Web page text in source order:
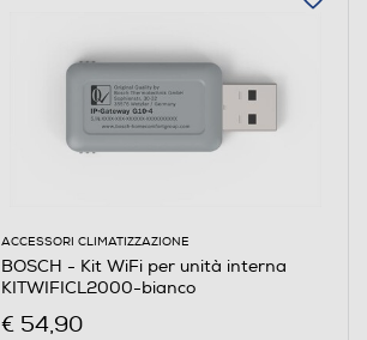
ACCESSORI CLIMATIZZAZIONE
BOSCH - Kit WiFi per unità interna
KITWIFICL2000-bianco
€ 54,90